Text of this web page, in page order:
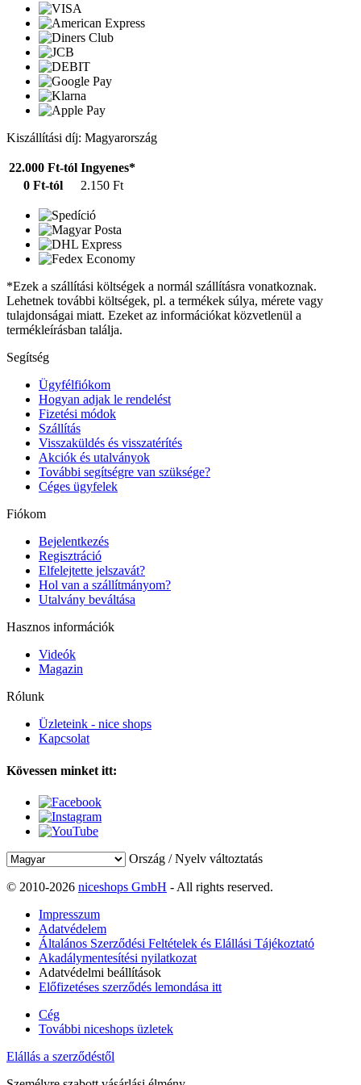
Kiszállítási díj: Magyarország
22.000 Ft-tól Ingyenes*
0 Ft-tól
2.150 Ft
*Ezek a szállítási költségek a normál szállításra vonatkoznak.
Lehetnek további költségek, pl. a termékek súlya, mérete vagy
tulajdonságai miatt. Ezeket az információkat közvetlenül a
termékleírásban találja.
Segítség
Ügyfélfiókom
Hogyan adjak le rendelést
Fizetési módok
Szállítás
Visszaküldés és visszatérítés
Akciók és utalványok
További segítségre van szüksége?
Céges ügyfelek
Fiókom
Bejelentkezés
Regisztráció
Elfelejtette jelszavát?
Hol van a szállítmányom?
Utalvány beváltása
Hasznos információk
Videók
Magazin
Rólunk
Üzleteink - nice shops
Kapcsolat
Kövessen minket itt:
Ország / Nyelv változtatás
© 2010-2026 niceshops GmbH - All rights reserved.
Impresszum
Adatvédelem
Általános Szerződési Feltételek és Elállási Tájékoztató
Akadálymentesítési nyilatkozat
Adatvédelmi beállítások
Előfizetéses szerződés lemondása itt
Cég
További niceshops üzletek
Elállás a szerződéstől